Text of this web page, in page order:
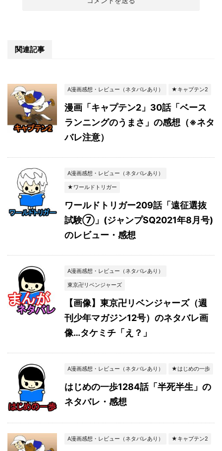
関連記事
A漫画感想・レビュー（ネタバレあり） ★キャプテン2
漫画「キャプテン2」30話「ベース
ランニングのうまさ」の感想（※ネタ
バレ注意）
A漫画感想・レビュー（ネタバレあり）
★ワールドトリガー
ワールドトリガー209話「遠征選抜
試験⑦」(ジャンプSQ2021年8月号)
のレビュー・感想
A漫画感想・レビュー（ネタバレあり）
東京卍リベンジャーズ
【画像】東京卍リベンジャーズ（週
刊少年マガジン12号）のネタバレ画
像…タケミチ「え？」
A漫画感想・レビュー（ネタバレあり） ★はじめの一歩
はじめの一歩1284話「半死半生」の
ネタバレ・感想
A漫画感想・レビュー（ネタバレあり） ★キャプテン2